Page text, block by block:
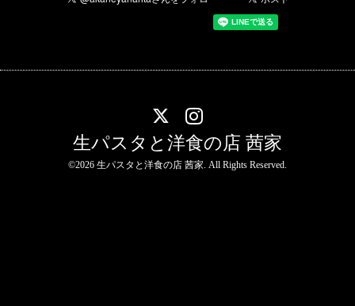
生パスタと洋食の店 茜家
©2026 生パスタと洋食の店 茜家. All Rights Reserved.